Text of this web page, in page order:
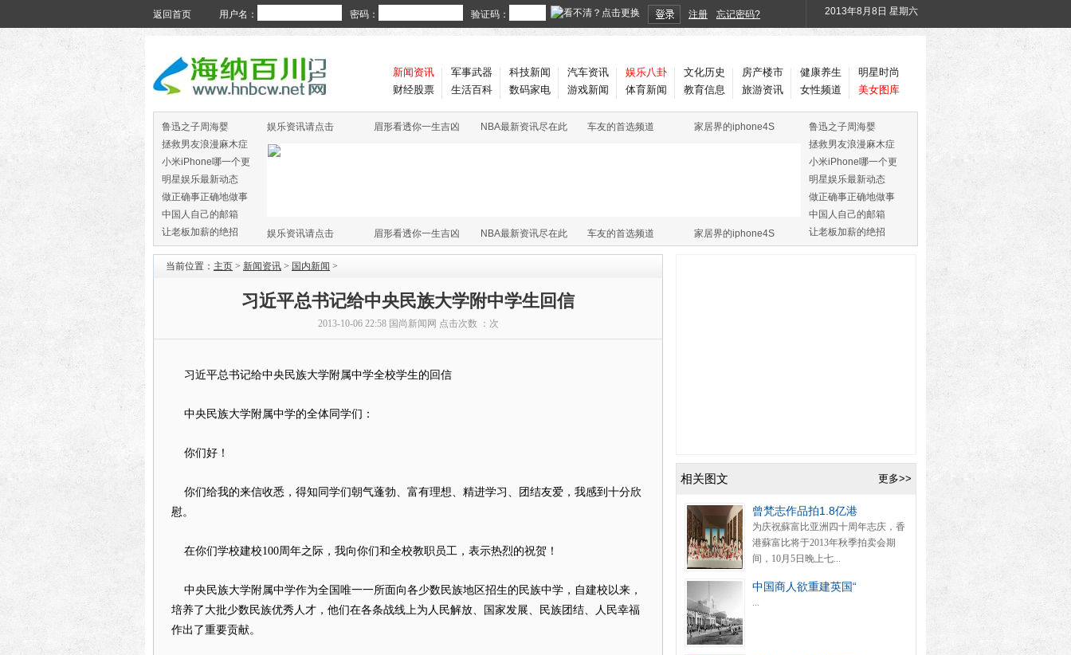
返回首页 用户名： 密码： 验证码： 注册 忘记密码? 2013年8月8日 星期六
新闻资讯
财经股票
军事武器
生活百科
科技新闻
数码家电
汽车资讯
游戏新闻
娱乐八卦
体育新闻
文化历史
教育信息
房产楼市
旅游资讯
健康养生
女性频道
明星时尚
美女图库
鲁迅之子周海婴
拯救男友浪漫麻木症
小米iPhone哪一个更
火
明星娱乐最新动态
做正确事正确地做事
中国人自己的邮箱
让老板加薪的绝招
娱乐资讯请点击 眉形看透你一生吉凶 NBA最新资讯尽在此 车友的首选频道 家居界的iphone4S
娱乐资讯请点击 眉形看透你一生吉凶 NBA最新资讯尽在此 车友的首选频道 家居界的iphone4S
鲁迅之子周海婴
拯救男友浪漫麻木症
小米iPhone哪一个更
火
明星娱乐最新动态
做正确事正确地做事
中国人自己的邮箱
让老板加薪的绝招
当前位置： 主页 > 新闻资讯 > 国内新闻 >
习近平总书记给中央民族大学附中学生回信
2013-10-06 22:58 国尚新闻网 点击次数 ： 次
习近平总书记给中央民族大学附属中学全校学生的 回信
中央民族大学附属中学的全体同学们：
你们好！
你们给我的来信收悉，得知同学们朝气蓬勃、富有理想、精进学习、团结友爱，我感到十分欣
慰。
在你们学校建校100周年之际，我向你们和全校教职员工，表示热烈的祝贺！
中央民族大学附属中学作为全国唯一一所面向各少数民族地区招生的民族中学，自建校以来，
培养了大批少数民族优秀人才，他们在各条战线上为人民解放、国家发展、民族团结、人民幸福
作出了重要贡献。
更多>>
相关图文
曾梵志作品拍1.8亿港
为庆祝蘇富比亚洲四十周年志庆，香
港蘇富比将于2013年秋季拍卖会期
间，10月5日晚上七...
中国商人欲重建英国“
...